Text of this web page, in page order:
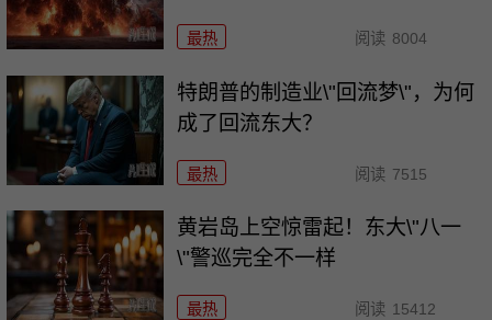
最热 阅读 8004
特朗普的制造业\"回流梦\"，为何
成了回流东大？
最热 阅读 7515
黄岩岛上空惊雷起！东大\"八一
\"警巡完全不一样
最热 阅读 15412